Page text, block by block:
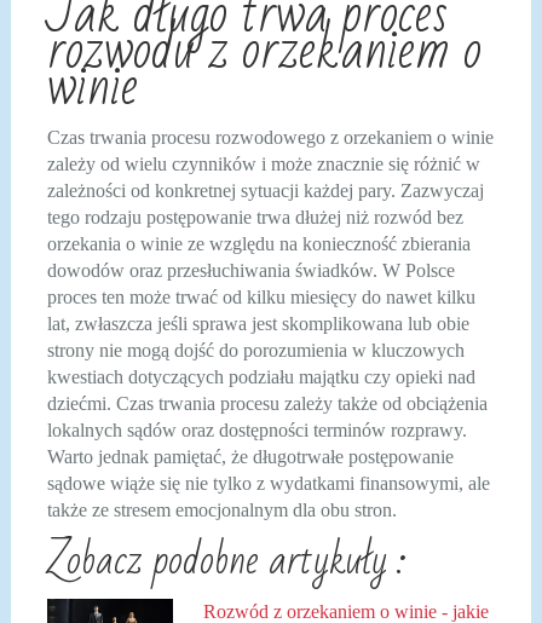
rozwodu z orzekaniem o
winie
Czas trwania procesu rozwodowego z orzekaniem o winie
zależy od wielu czynników i może znacznie się różnić w
zależności od konkretnej sytuacji każdej pary. Zazwyczaj
tego rodzaju postępowanie trwa dłużej niż rozwód bez
orzekania o winie ze względu na konieczność zbierania
dowodów oraz przesłuchiwania świadków. W Polsce
proces ten może trwać od kilku miesięcy do nawet kilku
lat, zwłaszcza jeśli sprawa jest skomplikowana lub obie
strony nie mogą dojść do porozumienia w kluczowych
kwestiach dotyczących podziału majątku czy opieki nad
dziećmi. Czas trwania procesu zależy także od obciążenia
lokalnych sądów oraz dostępności terminów rozprawy.
Warto jednak pamiętać, że długotrwałe postępowanie
sądowe wiąże się nie tylko z wydatkami finansowymi, ale
także ze stresem emocjonalnym dla obu stron.
Zobacz podobne artykuły :
Rozwód z orzekaniem o winie - jakie